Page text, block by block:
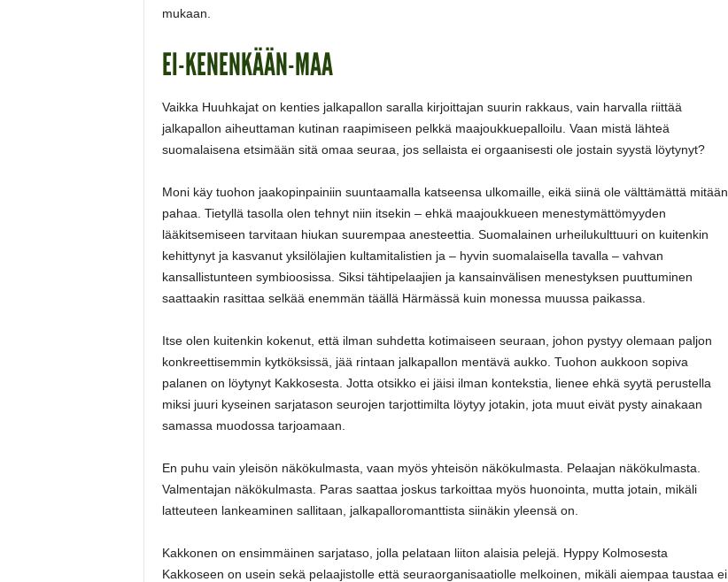
mukaan.
EI-KENENKÄÄN-MAA
Vaikka Huuhkajat on kenties jalkapallon saralla kirjoittajan suurin rakkaus, vain harvalla riittää
jalkapallon aiheuttaman kutinan raapimiseen pelkkä maajoukkuepalloilu. Vaan mistä lähteä
suomalaisena etsimään sitä omaa seuraa, jos sellaista ei orgaanisesti ole jostain syystä löytynyt?
Moni käy tuohon jaakopinpainiin suuntaamalla katseensa ulkomaille, eikä siinä ole välttämättä mitään
pahaa. Tietyllä tasolla olen tehnyt niin itsekin – ehkä maajoukkueen menestymättömyyden
lääkitsemiseen tarvitaan hiukan suurempaa anesteettia. Suomalainen urheilukulttuuri on kuitenkin
kehittynyt ja kasvanut yksilölajien kultamitalistien ja – hyvin suomalaisella tavalla – vahvan
kansallistunteen symbioosissa. Siksi tähtipelaajien ja kansainvälisen menestyksen puuttuminen
saattaakin rasittaa selkää enemmän täällä Härmässä kuin monessa muussa paikassa.
Itse olen kuitenkin kokenut, että ilman suhdetta kotimaiseen seuraan, johon pystyy olemaan paljon
konkreettisemmin kytköksissä, jää rintaan jalkapallon mentävä aukko. Tuohon aukkoon sopiva
palanen on löytynyt Kakkosesta. Jotta otsikko ei jäisi ilman kontekstia, lienee ehkä syytä perustella
miksi juuri kyseinen sarjatason seurojen tarjottimilta löytyy jotakin, jota muut eivät pysty ainakaan
samassa muodossa tarjoamaan.
En puhu vain yleisön näkökulmasta, vaan myös yhteisön näkökulmasta. Pelaajan näkökulmasta.
Valmentajan näkökulmasta. Paras saattaa joskus tarkoittaa myös huonointa, mutta jotain, mikäli
latteuteen lankeaminen sallitaan, jalkapalloromanttista siinäkin yleensä on.
Kakkonen on ensimmäinen sarjataso, jolla pelataan liiton alaisia pelejä. Hyppy Kolmosesta
Kakkoseen on usein sekä pelaajistolle että seuraorganisaatiolle melkoinen, mikäli aiempaa taustaa ei